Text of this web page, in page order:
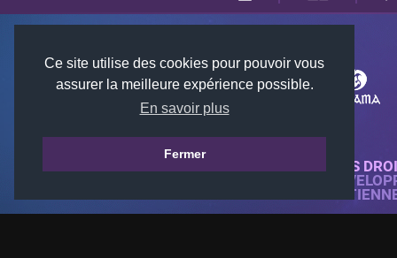
Ce site utilise des cookies pour pouvoir vous
assurer la meilleure expérience possible.
En savoir plus
Fermer
© 2018-2026 KTARENA. TOUS
SITE WEB ENTIÈREMENT
TOUTES LES IMAGES